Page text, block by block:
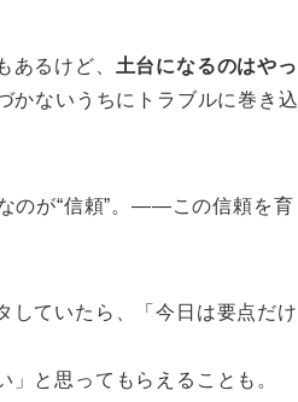
あるけど、 土台になるのはやっ
かないうちにトラブルに巻き込
のが“信頼”。――この信頼を育
していたら、「今日は要点だけ
と思ってもらえることも。